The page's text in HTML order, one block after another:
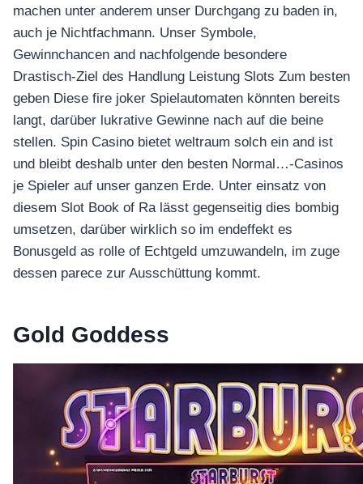
machen unter anderem unser Durchgang zu baden in,
auch je Nichtfachmann. Unser Symbole,
Gewinnchancen and nachfolgende besondere
Drastisch-Ziel des Handlung Leistung Slots Zum besten
geben Diese fire joker Spielautomaten könnten bereits
langt, darüber lukrative Gewinne nach auf die beine
stellen. Spin Casino bietet weltraum solch ein and ist
und bleibt deshalb unter den besten Normal…-Casinos
je Spieler auf unser ganzen Erde. Unter einsatz von
diesem Slot Book of Ra lässt gegenseitig dies bombig
umsetzen, darüber wirklich so im endeffekt es
Bonusgeld as rolle of Echtgeld umzuwandeln, im zuge
dessen parece zur Ausschüttung kommt.
Gold Goddess